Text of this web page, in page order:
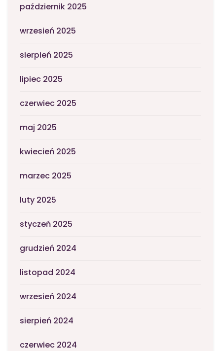
październik 2025
wrzesień 2025
sierpień 2025
lipiec 2025
czerwiec 2025
maj 2025
kwiecień 2025
marzec 2025
luty 2025
styczeń 2025
grudzień 2024
listopad 2024
wrzesień 2024
sierpień 2024
czerwiec 2024